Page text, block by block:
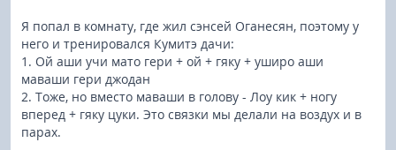
Я попал в комнату, где жил сэнсей Оганесян, поэтому у
него и тренировался Кумитэ дачи:
1. Ой аши учи мато гери + ой + гяку + уширо аши
маваши гери джодан
2. Тоже, но вместо маваши в голову - Лоу кик + ногу
вперед + гяку цуки. Это связки мы делали на воздух и в
парах.